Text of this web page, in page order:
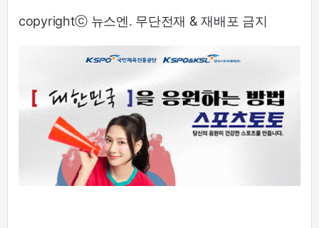
copyrightⓒ 뉴스엔. 무단전재 & 재배포 금지